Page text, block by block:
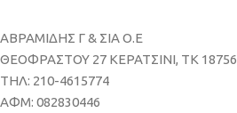
ΑΒΡΑΜΙΔΗΣ Γ & ΣΙΑ Ο.Ε
ΘΕΟΦΡΑΣΤΟΥ 27 ΚΕΡΑΤΣΙΝΙ, ΤΚ 18756
ΤΗΛ: 210-4615774
ΑΦΜ: 082830446